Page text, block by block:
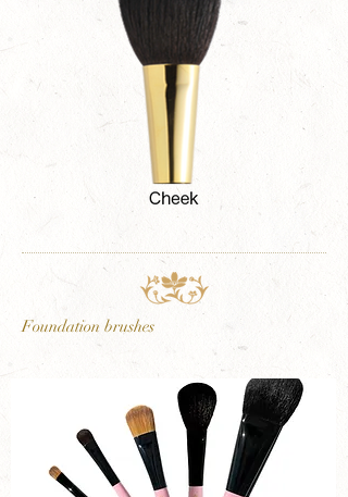
Foundation brushes